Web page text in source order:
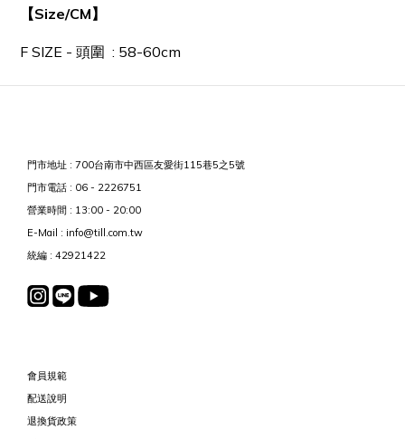
【Size/CM】
F SIZE - 頭圍 : 58-60cm
門市地址 : 700台南市中西區友愛街115巷5之5號
門市電話 : 06 - 2226751
營業時間 : 13:00 - 20:00
E-Mail : info@till.com.tw
統編 : 42921422
會員規範
配送說明
退換貨政策